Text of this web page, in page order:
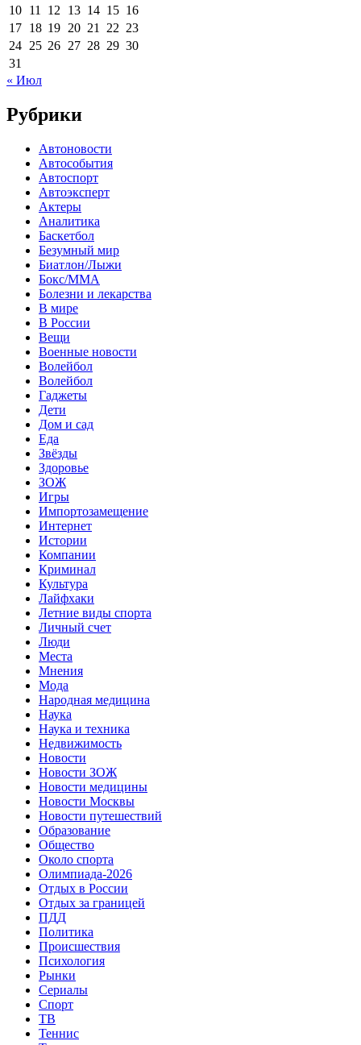
10 11 12 13 14 15 16
17 18 19 20 21 22 23
24 25 26 27 28 29 30
31
« Июл
Рубрики
Автоновости
Автособытия
Автоспорт
Автоэксперт
Актеры
Аналитика
Баскетбол
Безумный мир
Биатлон/Лыжи
Бокс/MMA
Болезни и лекарства
В мире
В России
Вещи
Военные новости
Волейбол
Волейбол
Гаджеты
Дети
Дом и сад
Еда
Звёзды
Здоровье
ЗОЖ
Игры
Импортозамещение
Интернет
Истории
Компании
Криминал
Культура
Лайфхаки
Летние виды спорта
Личный счет
Люди
Места
Мнения
Мода
Народная медицина
Наука
Наука и техника
Недвижимость
Новости
Новости ЗОЖ
Новости медицины
Новости Москвы
Новости путешествий
Образование
Общество
Около спорта
Олимпиада-2026
Отдых в России
Отдых за границей
ПДД
Политика
Происшествия
Психология
Рынки
Сериалы
Спорт
ТВ
Теннис